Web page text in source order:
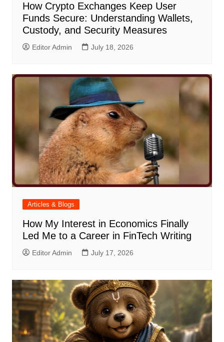
How Crypto Exchanges Keep User
Funds Secure: Understanding Wallets,
Custody, and Security Measures
Editor Admin July 18, 2026
Articles & Blogs
How My Interest in Economics Finally
Led Me to a Career in FinTech Writing
Editor Admin July 17, 2026